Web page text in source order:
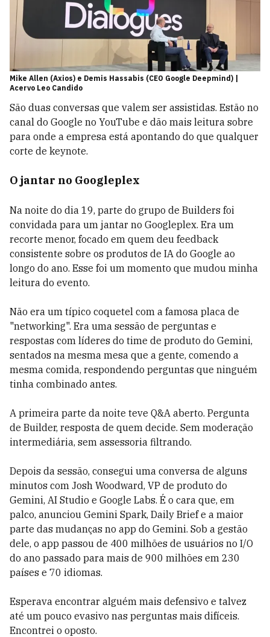
Mike Allen (Axios) e Demis Hassabis (CEO Google Deepmind) |
Acervo Leo Candido
São duas conversas que valem ser assistidas. Estão no
canal do Google no YouTube e dão mais leitura sobre
para onde a empresa está apontando do que qualquer
corte de keynote.
O jantar no Googleplex
Na noite do dia 19, parte do grupo de Builders foi
convidada para um jantar no Googleplex. Era um
recorte menor, focado em quem deu feedback
consistente sobre os produtos de IA do Google ao
longo do ano. Esse foi um momento que mudou minha
leitura do evento.
Não era um típico coquetel com a famosa placa de
"networking". Era uma sessão de perguntas e
respostas com líderes do time de produto do Gemini,
sentados na mesma mesa que a gente, comendo a
mesma comida, respondendo perguntas que ninguém
tinha combinado antes.
A primeira parte da noite teve Q&A aberto. Pergunta
de Builder, resposta de quem decide. Sem moderação
intermediária, sem assessoria filtrando.
Depois da sessão, consegui uma conversa de alguns
minutos com Josh Woodward, VP de produto do
Gemini, AI Studio e Google Labs. É o cara que, em
palco, anunciou Gemini Spark, Daily Brief e a maior
parte das mudanças no app do Gemini. Sob a gestão
dele, o app passou de 400 milhões de usuários no I/O
do ano passado para mais de 900 milhões em 230
países e 70 idiomas.
Esperava encontrar alguém mais defensivo e talvez
até um pouco evasivo nas perguntas mais difíceis.
Encontrei o oposto.